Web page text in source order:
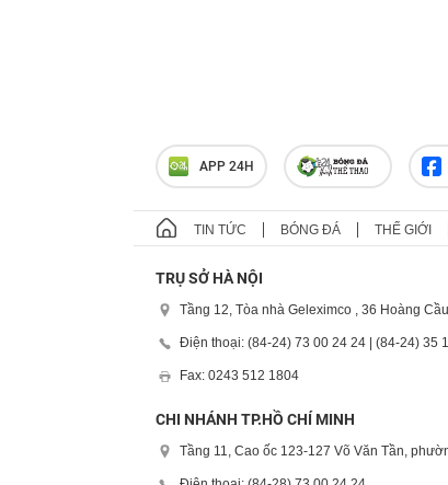
APP 24H
TIN TỨC BÓNG ĐÁ THẾ GIỚI
TRỤ SỞ HÀ NỘI
Tầng 12, Tòa nhà Geleximco , 36 Hoàng
Điện thoại: (84-24) 73 00 24 24 | (84-24) 35
Fax: 0243 512 1804
CHI NHÁNH TP.HỒ CHÍ MINH
Tầng 11, Cao ốc 123-127 Võ Văn Tần,